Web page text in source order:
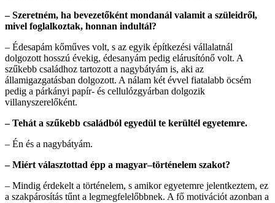
– Szeretném, ha bevezetőként mondanál valamit a szüleidről,
mivel foglalkoztak, honnan indultál?
– Édesapám kőműves volt, s az egyik építkezési vállalatnál
dolgozott hosszú évekig, édesanyám pedig elárusítónő volt. A
szűkebb családhoz tartozott a nagybátyám is, aki az
államigazgatásban dolgozott. A nálam két évvel fiatalabb öcsém
pedig a párkányi papír- és cellulózgyárban dolgozik
villanyszerelőként.
– Tehát a szűkebb családból egyedül te kerültél egyetemre.
– Én és a nagybátyám.
– Miért választottad épp a magyar–történelem szakot?
– Mindig érdekelt a történelem, s amikor egyetemre jelentkeztem, ez
a szakpárosítás tűnt a legmegfelelőbbnek. A fő motivációt azonban a